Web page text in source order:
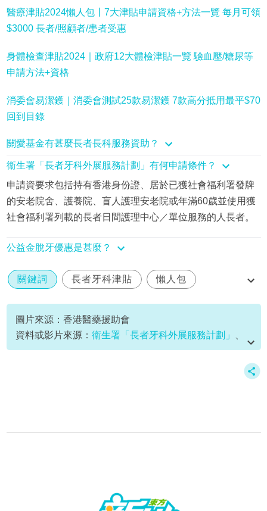
醫療津貼2024懶人包丨7大津貼申請資格+方法一覽 每月可領
$3000 長者/照顧者/患者受惠
身體檢查津貼2024｜政府12大體檢津貼一覽 驗血壓/糖尿等
申請方法+資格
消委會易潔鑊｜消委會測試25款易潔鑊 7款高分抵用最平$70
回到目錄
關愛基金有甚麼長者長科服務資助？
衞生署「長者牙科外展服務計劃」有何申請條件？
申請資要求包括持有香港身份證、居於已獲社會福利署發牌
的安老院舍、護養院、盲人護理安老院或年滿60歲並使用獲
社會福利署列載的長者日間護理中心／單位服務的人長者。
公益金脫牙優惠是甚麼？
關鍵詞 長者牙科津貼 懶人包
申請方法
圖片來源：香港醫藥援助會
資料或影片來源： 衞生署「長者牙科外展服務計劃」
關愛基金「長者牙科服務資助」、港大牙醫學院「杜鵑